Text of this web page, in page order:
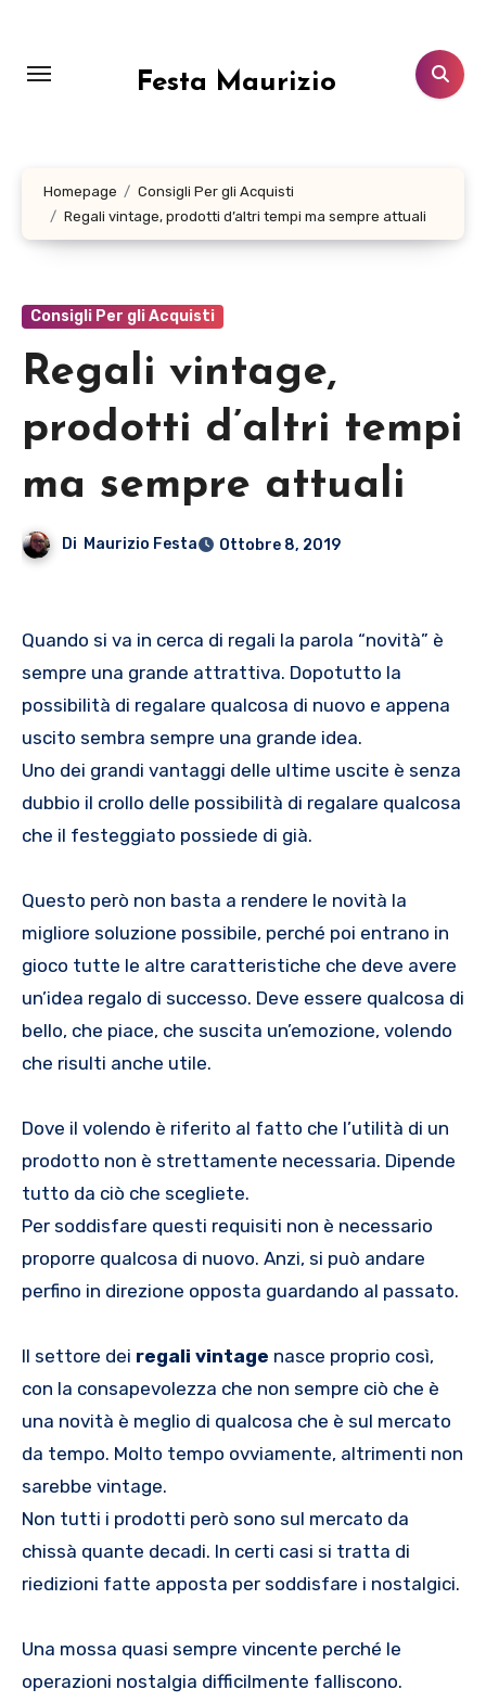
contenuto
Festa Maurizio
Homepage
Consigli Per gli Acquisti
Regali vintage, prodotti d’altri tempi ma sempre attuali
Consigli Per gli Acquisti
Regali vintage,
prodotti d’altri tempi
ma sempre attuali
Di Maurizio Festa Ottobre 8, 2019
Quando si va in cerca di regali la parola “novità” è
sempre una grande attrattiva. Dopotutto la
possibilità di regalare qualcosa di nuovo e appena
uscito sembra sempre una grande idea.
Uno dei grandi vantaggi delle ultime uscite è senza
dubbio il crollo delle possibilità di regalare qualcosa
che il festeggiato possiede di già.
Questo però non basta a rendere le novità la
migliore soluzione possibile, perché poi entrano in
gioco tutte le altre caratteristiche che deve avere
un’idea regalo di successo. Deve essere qualcosa di
bello, che piace, che suscita un’emozione, volendo
che risulti anche utile.
Dove il volendo è riferito al fatto che l’utilità di un
prodotto non è strettamente necessaria. Dipende
tutto da ciò che scegliete.
Per soddisfare questi requisiti non è necessario
proporre qualcosa di nuovo. Anzi, si può andare
perfino in direzione opposta guardando al passato.
Il settore dei regali vintage nasce proprio così,
con la consapevolezza che non sempre ciò che è
una novità è meglio di qualcosa che è sul mercato
da tempo. Molto tempo ovviamente, altrimenti non
sarebbe vintage.
Non tutti i prodotti però sono sul mercato da
chissà quante decadi. In certi casi si tratta di
riedizioni fatte apposta per soddisfare i nostalgici.
Una mossa quasi sempre vincente perché le
operazioni nostalgia difficilmente falliscono.